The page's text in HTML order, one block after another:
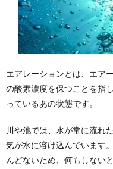
エアレーションとは、エア
の酸素濃度を保つことを指
っているあの状態です。
川や池では、水が常に流れ
気が水に溶け込んでいます
んどないため、何もしない